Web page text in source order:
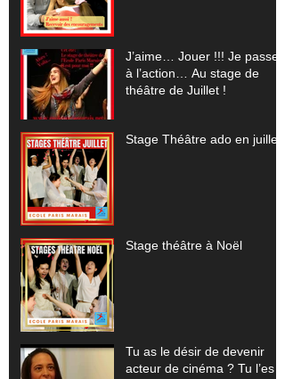
J’aime… Jouer !!! Je passe
à l’action… Au stage de
théâtre de Juillet !
Stage Théâtre ado en juillet
Stage théâtre à Noël
Tu as le désir de devenir
acteur de cinéma ? Tu l’es